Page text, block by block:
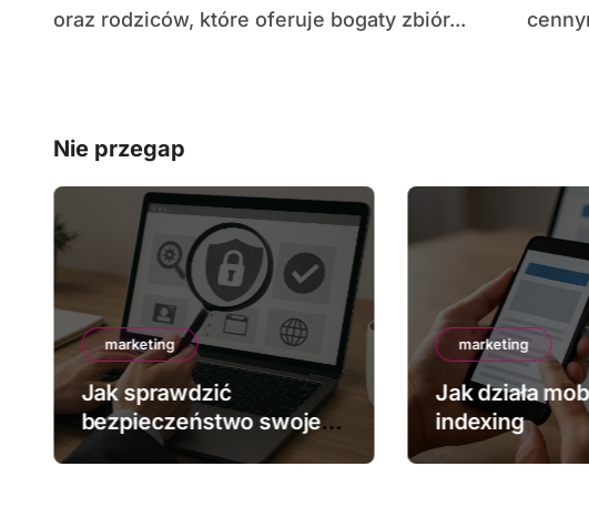
oraz rodziców, które oferuje bogaty zbiór...
Nie przegap
marketing
Jak sprawdzić
bezpieczeństwo swojej
strony
marketing
Jak działa
indexing